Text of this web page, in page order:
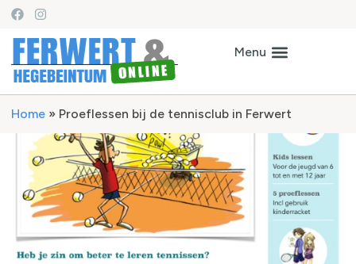
Home » Proeflessen bij de tennisclub in Ferwert